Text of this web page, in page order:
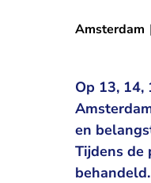
Amsterdam |
Op 13,
en
Tijdens de